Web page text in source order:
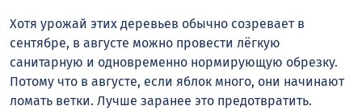
Хотя урожай этих деревьев обычно созревает в
сентябре, в августе можно провести лёгкую
санитарную и одновременно нормирующую обрезку.
Потому что в августе, если яблок много, они начинают
ломать ветки. Лучше заранее это предотвратить.